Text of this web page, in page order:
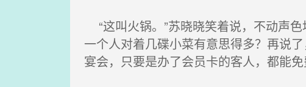
“这叫火锅。”苏晓晓笑着说，不动声
一个人对着几碟小菜有意思得多？再说
宴会，只要是办了会员卡的客人，都能免